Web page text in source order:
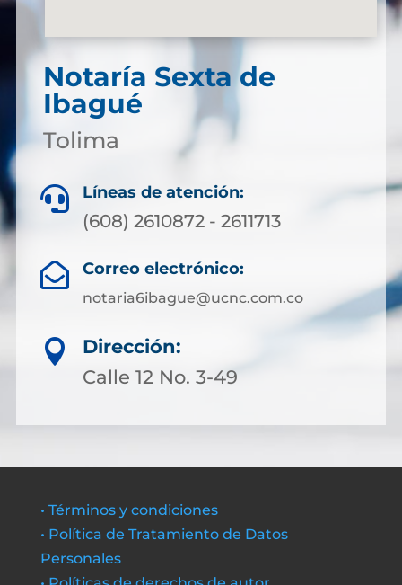
Notaría Sexta de
Ibagué
Tolima
 Líneas de atención:
(608) 2610872 - 2611713
 Correo electrónico:
notaria6ibague@ucnc.com.co

Dirección:
Calle 12 No. 3-49
• Términos y condiciones
• Política de Tratamiento de Datos
Personales